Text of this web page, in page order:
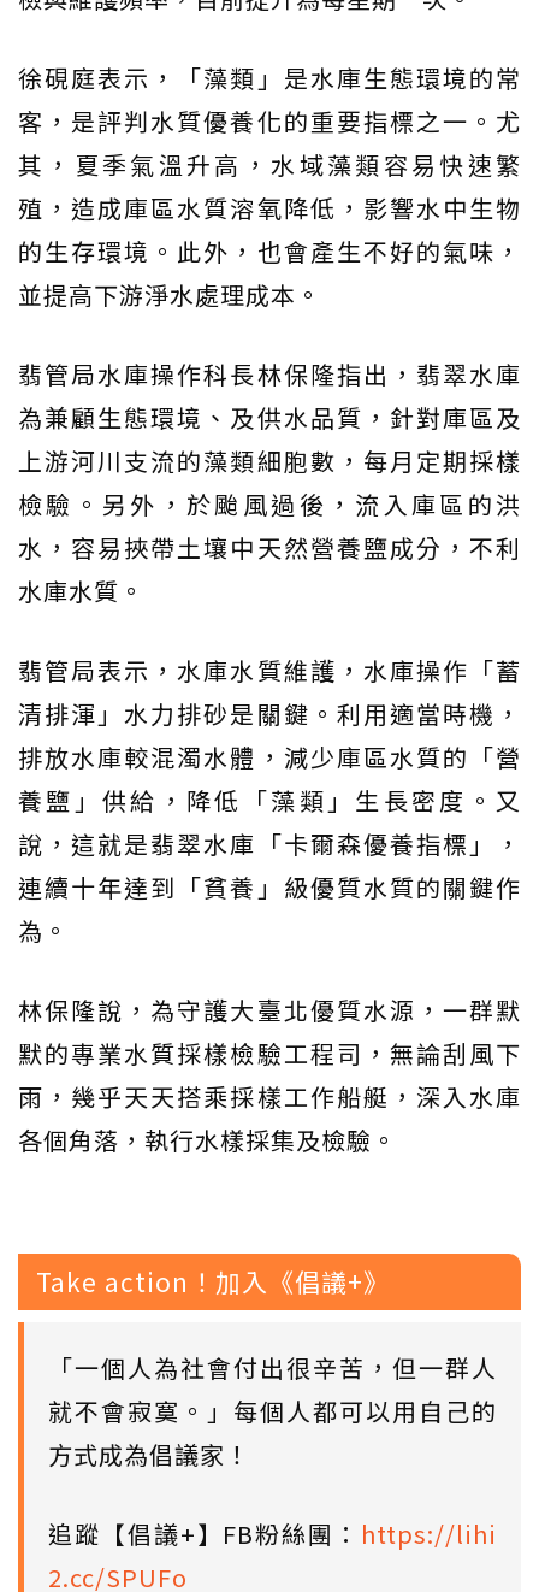
徐硯庭表示，「藻類」是水庫生態環境的常
客，是評判水質優養化的重要指標之一。尤
其，夏季氣溫升高，水域藻類容易快速繁
殖，造成庫區水質溶氧降低，影響水中生物
的生存環境。此外，也會產生不好的氣味，
並提高下游淨水處理成本。
翡管局水庫操作科長林保隆指出，翡翠水庫
為兼顧生態環境、及供水品質，針對庫區及
上游河川支流的藻類細胞數，每月定期採樣
檢驗。另外，於颱風過後，流入庫區的洪
水，容易挾帶土壤中天然營養鹽成分，不利
水庫水質。
翡管局表示，水庫水質維護，水庫操作「蓄
清排渾」水力排砂是關鍵。利用適當時機，
排放水庫較混濁水體，減少庫區水質的「營
養鹽」供給，降低「藻類」生長密度。又
說，這就是翡翠水庫「卡爾森優養指標」，
連續十年達到「貧養」級優質水質的關鍵作
為。
林保隆說，為守護大臺北優質水源，一群默
默的專業水質採樣檢驗工程司，無論刮風下
雨，幾乎天天搭乘採樣工作船艇，深入水庫
各個角落，執行水樣採集及檢驗。
Take action！加入《倡議+》
「一個人為社會付出很辛苦，但一群人
就不會寂寞。」每個人都可以用自己的
方式成為倡議家！
追蹤【倡議+】FB粉絲團： https://lihi
2.cc/SPUFo